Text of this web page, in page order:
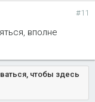
#11
вполне
чтобы здесь